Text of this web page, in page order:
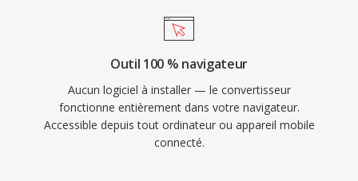
Outil 100 % navigateur
Aucun logiciel à installer — le convertisseur
fonctionne entièrement dans votre navigateur.
Accessible depuis tout ordinateur ou appareil mobile
connecté.